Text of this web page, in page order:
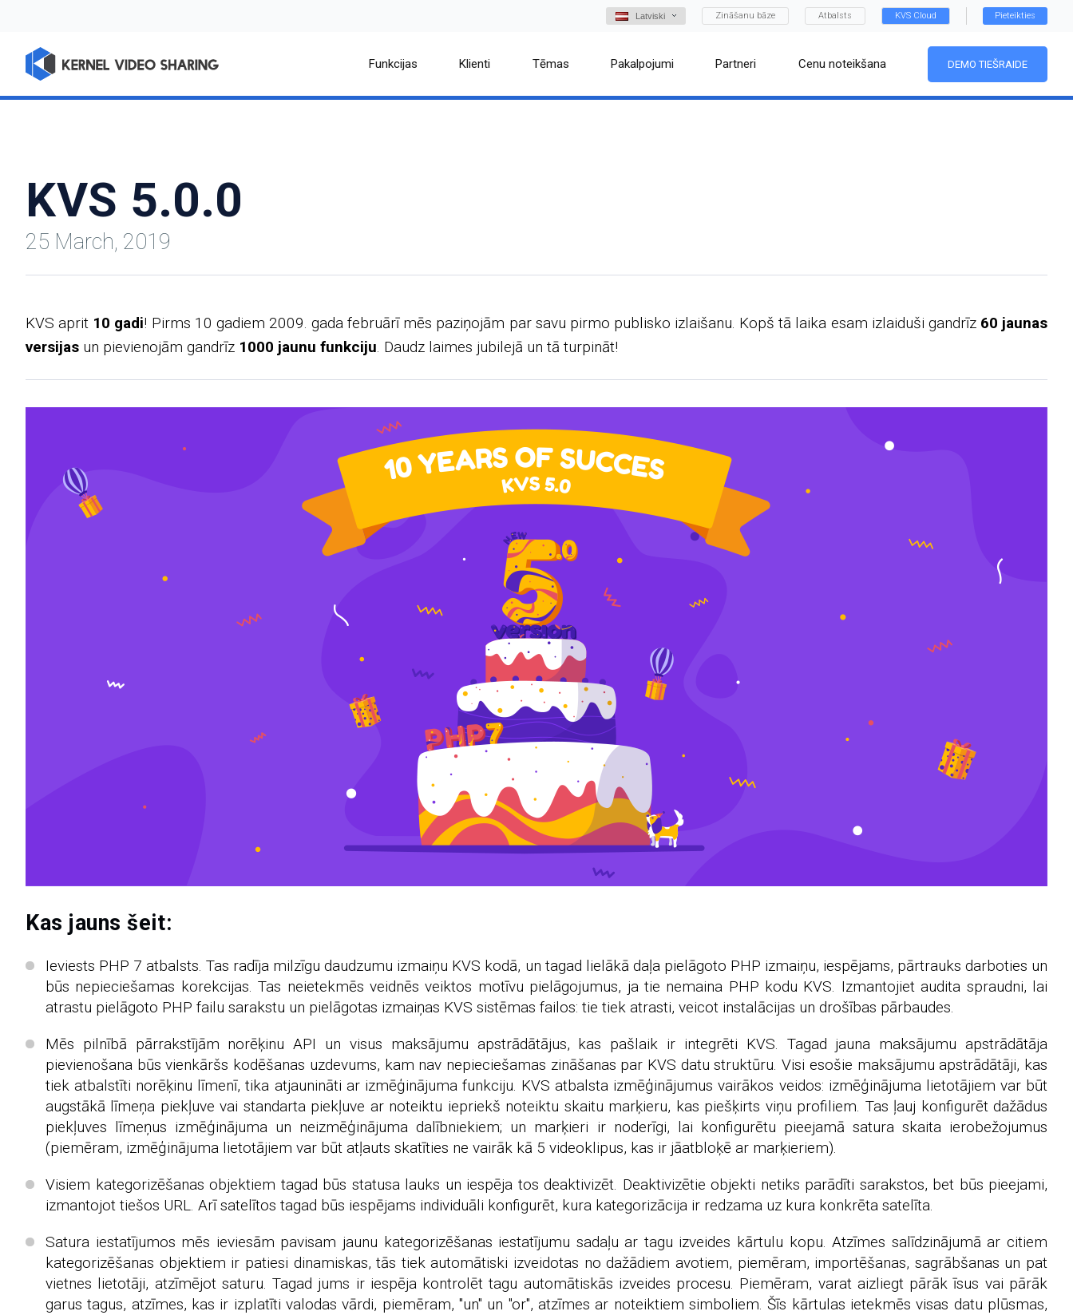
Latviski Zināšanu bāze Atbalsts KVS Cloud Pieteikties
Funkcijas Klienti Tēmas Pakalpojumi Partneri Cenu noteikšana DEMO TIEŠRAIDE
KVS 5.0.0
25 March, 2019
KVS aprit 10 gadi! Pirms 10 gadiem 2009. gada februārī mēs paziņojām par savu pirmo publisko izlaišanu. Kopš tā laika esam izlaiduši gandrīz 60 jaunas
versijas un pievienojām gandrīz 1000 jaunu funkciju. Daudz laimes jubilejā un tā turpināt!
Kas jauns šeit:
Ieviests PHP 7 atbalsts. Tas radīja milzīgu daudzumu izmaiņu KVS kodā, un tagad lielākā daļa pielāgoto PHP izmaiņu, iespējams, pārtrauks darboties un
būs nepieciešamas korekcijas. Tas neietekmēs veidnēs veiktos motīvu pielāgojumus, ja tie nemaina PHP kodu KVS. Izmantojiet audita spraudni, lai
atrastu pielāgoto PHP failu sarakstu un pielāgotas izmaiņas KVS sistēmas failos: tie tiek atrasti, veicot instalācijas un drošības pārbaudes.
Mēs pilnībā pārrakstījām norēķinu API un visus maksājumu apstrādātājus, kas pašlaik ir integrēti KVS. Tagad jauna maksājumu apstrādātāja
pievienošana būs vienkāršs kodēšanas uzdevums, kam nav nepieciešamas zināšanas par KVS datu struktūru. Visi esošie maksājumu apstrādātāji, kas
tiek atbalstīti norēķinu līmenī, tika atjaunināti ar izmēģinājuma funkciju. KVS atbalsta izmēģinājumus vairākos veidos: izmēģinājuma lietotājiem var būt
augstākā līmeņa piekļuve vai standarta piekļuve ar noteiktu iepriekš noteiktu skaitu marķieru, kas piešķirts viņu profiliem. Tas ļauj konfigurēt dažādus
piekļuves līmeņus izmēģinājuma un neizmēģinājuma dalībniekiem; un marķieri ir noderīgi, lai konfigurētu pieejamā satura skaita ierobežojumus
(piemēram, izmēģinājuma lietotājiem var būt atļauts skatīties ne vairāk kā 5 videoklipus, kas ir jāatbloķē ar marķieriem).
Visiem kategorizēšanas objektiem tagad būs statusa lauks un iespēja tos deaktivizēt. Deaktivizētie objekti netiks parādīti sarakstos, bet būs pieejami,
izmantojot tiešos URL. Arī satelītos tagad būs iespējams individuāli konfigurēt, kura kategorizācija ir redzama uz kura konkrēta satelīta.
Satura iestatījumos mēs ieviesām pavisam jaunu kategorizēšanas iestatījumu sadaļu ar tagu izveides kārtulu kopu. Atzīmes salīdzinājumā ar citiem
kategorizēšanas objektiem ir patiesi dinamiskas, tās tiek automātiski izveidotas no dažādiem avotiem, piemēram, importēšanas, sagrābšanas un pat
vietnes lietotāji, atzīmējot saturu. Tagad jums ir iespēja kontrolēt tagu automātiskās izveides procesu. Piemēram, varat aizliegt pārāk īsus vai pārāk
garus tagus, atzīmes, kas ir izplatīti valodas vārdi, piemēram, "un" un "or", atzīmes ar noteiktiem simboliem. Šīs kārtulas ietekmēs visas datu plūsmas,